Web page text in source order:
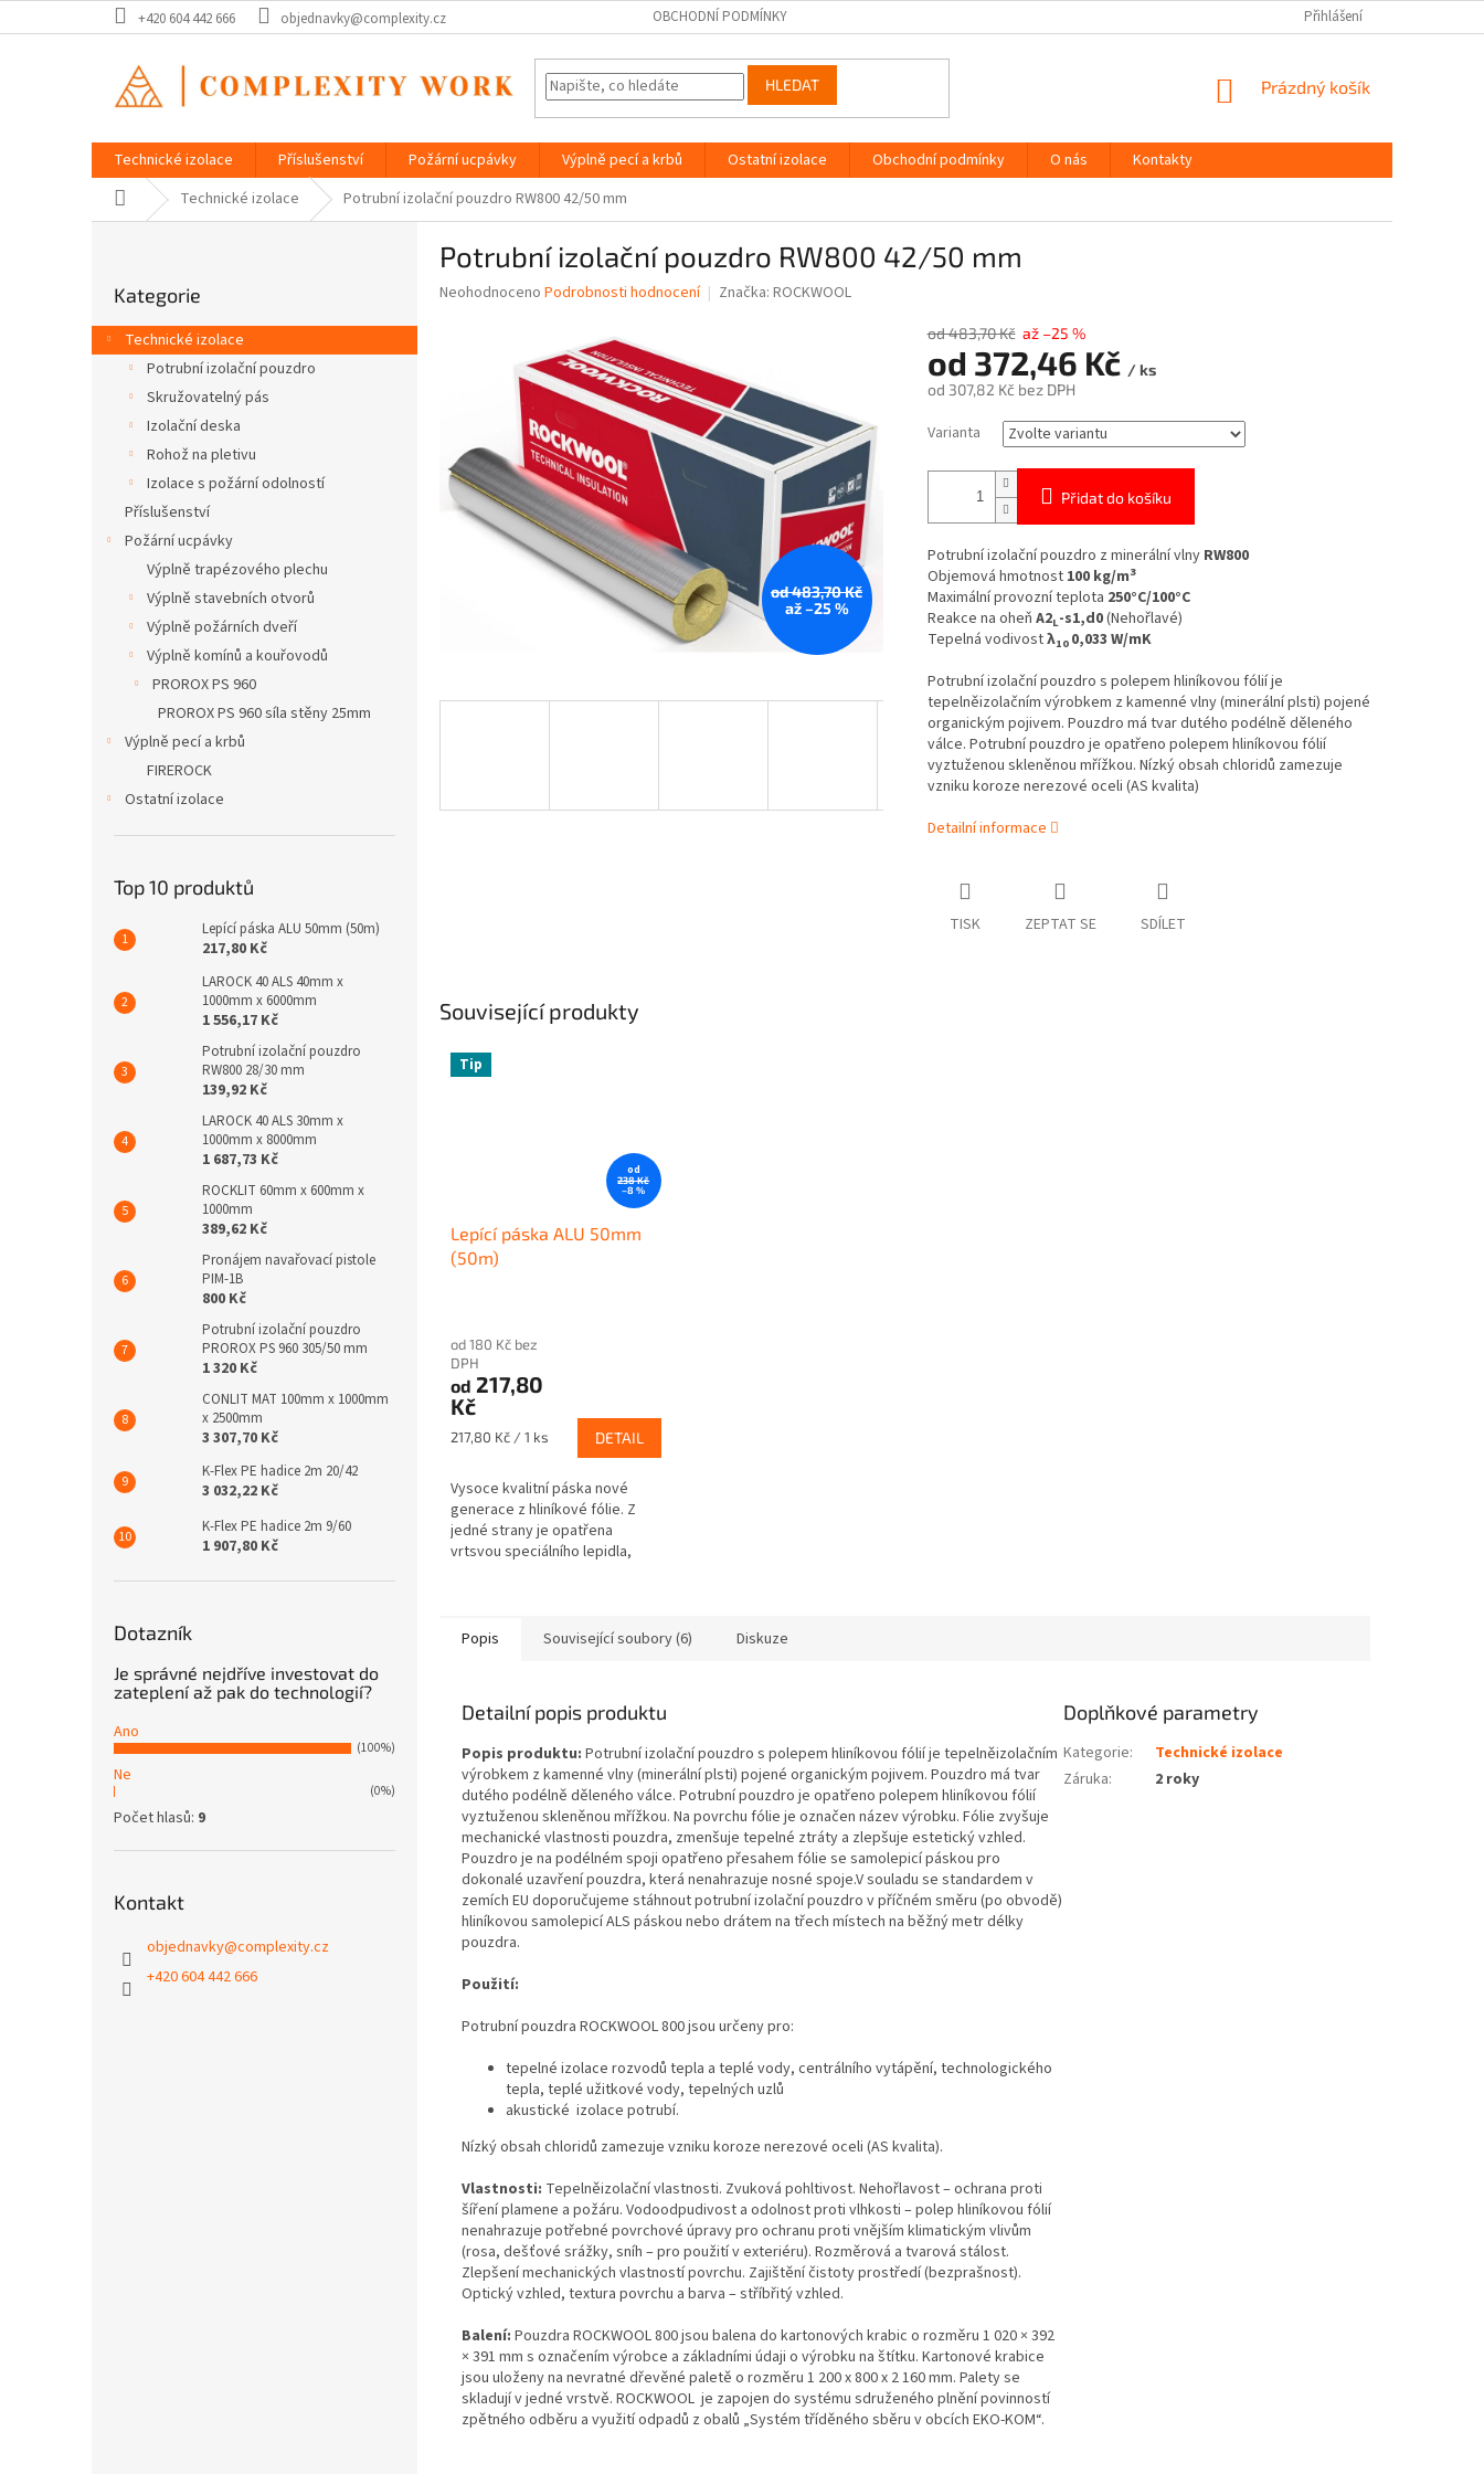
na
+420 604 442 666 objednavky@complexity.cz OBCHODNÍ PODMÍNKY Přihlášení
HLEDAT
NÁKUPNÍ
Prázdný košík
Technické izolace Příslušenství Požární ucpávky Výplně pecí a krbů Ostatní izolace Obchodní podmínky O nás
Kontakty
Domů Technické izolace Potrubní izolační pouzdro RW800 42/50 mm
r
a
kategorie
Kategorie
Technické izolace
Potrubní izolační pouzdro
Skružovatelný pás
Izolační deska
Rohož na pletivu
Izolace s požární odolností
Příslušenství
Požární ucpávky
Výplně trapézového plechu
Výplně stavebních otvorů
Výplně požárních dveří
Výplně komínů a kouřovodů
PROROX PS 960
PROROX PS 960 síla stěny 25mm
Výplně pecí a krbů
FIREROCK
Ostatní izolace
Top 10 produktů
Lepící páska ALU 50mm (50m)
217,80 Kč
LAROCK 40 ALS 40mm x
1000mm x 6000mm
1 556,17 Kč
Potrubní izolační pouzdro
RW800 28/30 mm
139,92 Kč
LAROCK 40 ALS 30mm x
1000mm x 8000mm
1 687,73 Kč
ROCKLIT 60mm x 600mm x
1000mm
389,62 Kč
Pronájem navařovací pistole
PIM-1B
800 Kč
Potrubní izolační pouzdro
PROROX PS 960 305/50 mm
1 320 Kč
CONLIT MAT 100mm x 1000mm
x 2500mm
3 307,70 Kč
K-Flex PE hadice 2m 20/42
3 032,22 Kč
K-Flex PE hadice 2m 9/60
1 907,80 Kč
Dotazník
Je správné nejdříve investovat do
zateplení až pak do technologií?
Ano
(100%)
Ne
(0%)
Počet hlasů: 9
Kontakt
objednavky@complexity.cz
+420 604 442 666
Potrubní izolační pouzdro RW800 42/50 mm
Průměrné
Neohodnoceno Podrobnosti hodnocení Značka: ROCKWOOL
od 483,70 Kč
až –25 %
od 483,70 Kč až –25 %
od 372,46 Kč / ks
od 307,82 Kčbez DPH
cena:
Varianta
Přidat do košíku
Potrubní izolační pouzdro z minerální vlny RW800
Objemová hmotnost 100 kg/m3
Maximální provozní teplota 250°C/100°C
Reakce na oheň A2L-s1,d0(Nehořlavé)
Tepelná vodivostλ10 0,033 W/mK
Potrubní izolační pouzdro s polepem hliníkovou fólií je
tepelněizolačním výrobkem z kamenné vlny (minerální plsti) pojené
organickým pojivem. Pouzdro má tvar dutého podélně děleného
válce. Potrubní pouzdro je opatřeno polepem hliníkovou fólií
vyztuženou skleněnou mřížkou. Nízký obsah chloridů zamezuje
vzniku koroze nerezové oceli (AS kvalita)
Detailní informace
TISK ZEPTAT SE SDÍLET
Související produkty
Tip
od
238 Kč
–8 %
Lepící páska ALU 50mm
(50m)
od 180 Kč bez
DPH
od 217,80
Kč
Měrná
217,80 Kč / 1 ks DETAIL
Vysoce kvalitní páska nové
generace z hliníkové fólie. Z
jedné strany je opatřena
vrtsvou speciálního lepidla,
Popis Související soubory (6) Diskuze
Detailní popis produktu
Popis produktu: Potrubní izolační pouzdro s polepem hliníkovou fólií je tepelněizolačním
výrobkem z kamenné vlny (minerální plsti) pojené organickým pojivem. Pouzdro má tvar
dutého podélně děleného válce. Potrubní pouzdro je opatřeno polepem hliníkovou fólií
vyztuženou skleněnou mřížkou. Na povrchu fólie je označen název výrobku. Fólie zvyšuje
mechanické vlastnosti pouzdra, zmenšuje tepelné ztráty a zlepšuje estetický vzhled.
Pouzdro je na podélném spoji opatřeno přesahem fólie se samolepicí páskou pro
dokonalé uzavření pouzdra, která nenahrazuje nosné spoje.V souladu se standardem v
zemích EU doporučujeme stáhnout potrubní izolační pouzdro v příčném směru (po obvodě)
hliníkovou samolepicí ALS páskou nebo drátem na třech místech na běžný metr délky
pouzdra.
Použití:
Potrubní pouzdra ROCKWOOL 800 jsou určeny pro:
tepelné izolace rozvodů tepla a teplé vody, centrálního vytápění, technologického
tepla, teplé užitkové vody, tepelných uzlů
akustické izolace potrubí.
Nízký obsah chloridů zamezuje vzniku koroze nerezové oceli (AS kvalita).
Vlastnosti: Tepelněizolační vlastnosti. Zvuková pohltivost. Nehořlavost – ochrana proti
šíření plamene a požáru. Vodoodpudivost a odolnost proti vlhkosti – polep hliníkovou fólií
nenahrazuje potřebné povrchové úpravy pro ochranu proti vnějším klimatickým vlivům
(rosa, dešťové srážky, sníh – pro použití v exteriéru). Rozměrová a tvarová stálost.
Zlepšení mechanických vlastností povrchu. Zajištění čistoty prostředí (bezprašnost).
Optický vzhled, textura povrchu a barva – stříbřitý vzhled.
Balení: Pouzdra ROCKWOOL 800 jsou balena do kartonových krabic o rozměru 1 020 × 392
× 391 mm s označením výrobce a základními údaji o výrobku na štítku. Kartonové krabice
jsou uloženy na nevratné dřevěné paletě o rozměru 1 200 x 800 x 2 160 mm. Palety se
skladují v jedné vrstvě. ROCKWOOL je zapojen do systému sdruženého plnění povinností
zpětného odběru a využití odpadů z obalů „Systém tříděného sběru v obcích EKO-KOM“.
Doplňkové parametry
Kategorie:
Technické izolace
Záruka: 2 roky